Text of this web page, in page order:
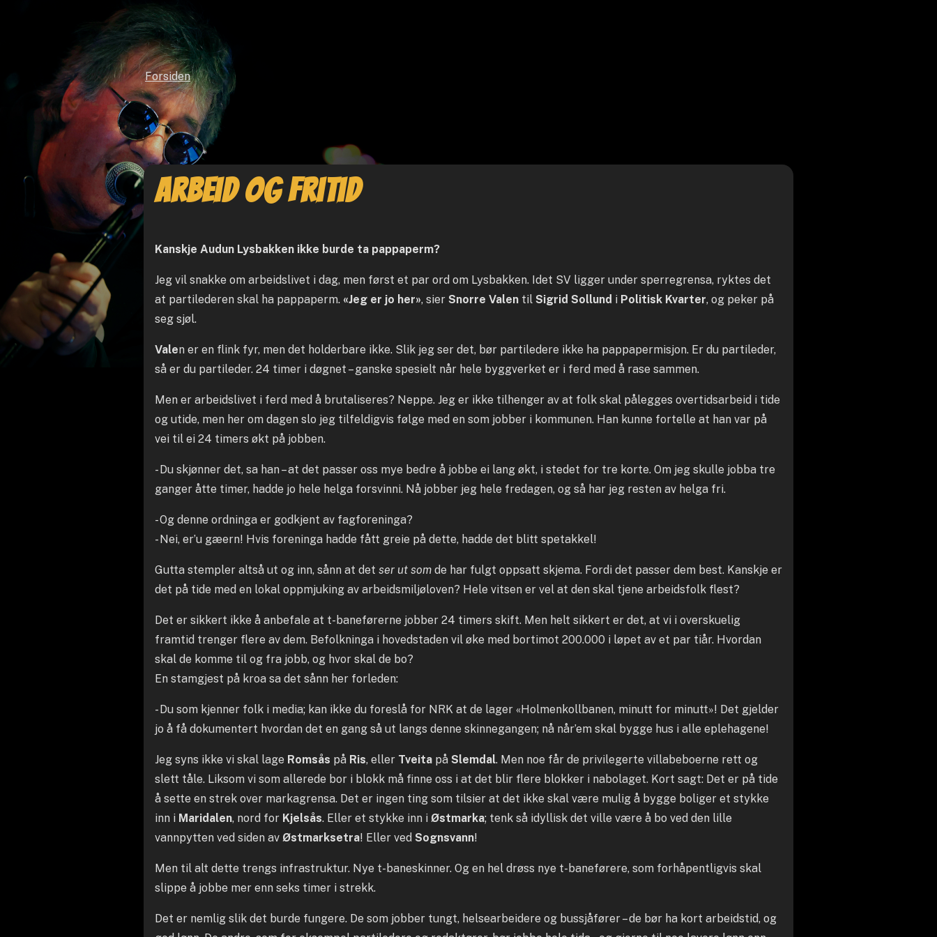
Forsiden
Arbeid og fritid
Kanskje Audun Lysbakken ikke burde ta pappaperm?
Jeg vil snakke om arbeidslivet i dag, men først et par ord om Lysbakken. Idet SV ligger under sperregrensa, ryktes det
at partilederen skal ha pappaperm. «Jeg er jo her», sier Snorre Valen til Sigrid Sollund i Politisk Kvarter, og peker på
seg sjøl.
Valen er en flink fyr, men det holderbare ikke. Slik jeg ser det, bør partiledere ikke ha pappapermisjon. Er du partileder,
så er du partileder. 24 timer i døgnet – ganske spesielt når hele byggverket er i ferd med å rase sammen.
Men er arbeidslivet i ferd med å brutaliseres? Neppe. Jeg er ikke tilhenger av at folk skal pålegges overtidsarbeid i tide
og utide, men her om dagen slo jeg tilfeldigvis følge med en som jobber i kommunen. Han kunne fortelle at han var på
vei til ei 24 timers økt på jobben.
- Du skjønner det, sa han – at det passer oss mye bedre å jobbe ei lang økt, i stedet for tre korte. Om jeg skulle jobba tre
ganger åtte timer, hadde jo hele helga forsvinni. Nå jobber jeg hele fredagen, og så har jeg resten av helga fri.
- Og denne ordninga er godkjent av fagforeninga?
- Nei, er’u gæern! Hvis foreninga hadde fått greie på dette, hadde det blitt spetakkel!
Gutta stempler altså ut og inn, sånn at det ser ut som de har fulgt oppsatt skjema. Fordi det passer dem best. Kanskje er
det på tide med en lokal oppmjuking av arbeidsmiljøloven? Hele vitsen er vel at den skal tjene arbeidsfolk flest?
Det er sikkert ikke å anbefale at t-baneførerne jobber 24 timers skift. Men helt sikkert er det, at vi i overskuelig
framtid trenger flere av dem. Befolkninga i hovedstaden vil øke med bortimot 200.000 i løpet av et par tiår. Hvordan
skal de komme til og fra jobb, og hvor skal de bo?
En stamgjest på kroa sa det sånn her forleden:
- Du som kjenner folk i media; kan ikke du foreslå for NRK at de lager «Holmenkollbanen, minutt for minutt»! Det gjelder
jo å få dokumentert hvordan det en gang så ut langs denne skinnegangen; nå når’em skal bygge hus i alle eplehagene!
Jeg syns ikke vi skal lage Romsås på Ris, eller Tveita på Slemdal. Men noe får de privilegerte villabeboerne rett og
slett tåle. Liksom vi som allerede bor i blokk må finne oss i at det blir flere blokker i nabolaget. Kort sagt: Det er på tide
å sette en strek over markagrensa. Det er ingen ting som tilsier at det ikke skal være mulig å bygge boliger et stykke
inn i Maridalen, nord for Kjelsås. Eller et stykke inn i Østmarka; tenk så idyllisk det ville være å bo ved den lille
vannpytten ved siden av Østmarksetra! Eller ved Sognsvann!
Men til alt dette trengs infrastruktur. Nye t-baneskinner. Og en hel drøss nye t-baneførere, som forhåpentligvis skal
slippe å jobbe mer enn seks timer i strekk.
Det er nemlig slik det burde fungere. De som jobber tungt, helsearbeidere og bussjåfører – de bør ha kort arbeidstid, og